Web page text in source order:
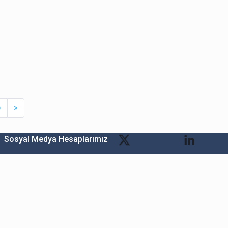
Next
»Last
Sosyal Medya Hesaplarımız